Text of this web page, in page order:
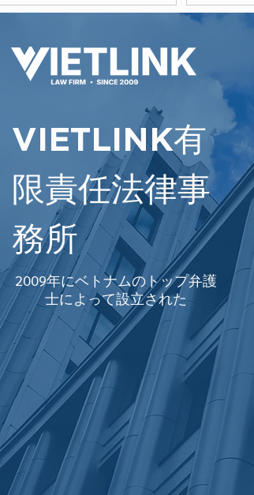
VIETLINK有
限責任法律事
務所
2009年にベトナムのトップ弁護
士によって設立された